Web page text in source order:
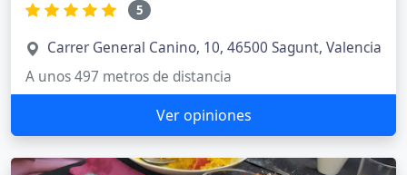
5
Carrer General Canino, 10, 46500 Sagunt, Valencia
A unos 497 metros de distancia
Ver opiniones